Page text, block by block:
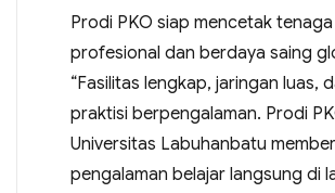
Prodi PKO siap mencetak
profesional dan berdaya saing
“Fasilitas lengkap, jaringan luas,
praktisi berpengalaman. Prodi
Universitas Labuhanbatu
pengalaman belajar langsung di